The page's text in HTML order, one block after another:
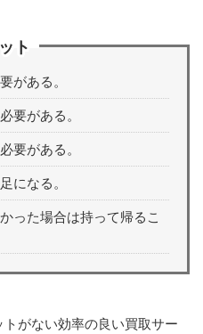
ト
がある。
要がある。
要がある。
になる。
った場合は持って帰るこ
がない効率の良い買取サー